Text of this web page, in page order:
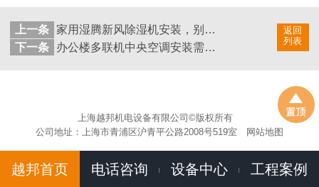
返回
列表
上一条
家用湿腾新风除湿机安装，别墅地下室安装新风除湿一体机有哪些优势？
下一条
办公楼多联机中央空调安装需要穿梁吗？办公楼中央空调安装怎么设计?
上海越邦机电设备有限公司©版权所有
公司地址：上海市青浦区沪青平公路2008号519室
网站地图
越邦首页 电话咨询 设备中心 工程案例